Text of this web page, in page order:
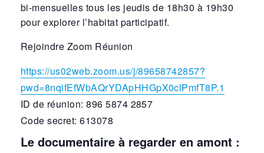
bi-mensuelles tous les jeudis de 18h30 à 19h30
pour explorer l’habitat participatif.
Rejoindre Zoom Réunion
https://us02web.zoom.us/j/89658742857?
pwd=8nqifEfWbAQrYDApHHGpX0clPmfT8P.1
ID de réunion: 896 5874 2857
Code secret: 613078
Le documentaire à regarder en amont :